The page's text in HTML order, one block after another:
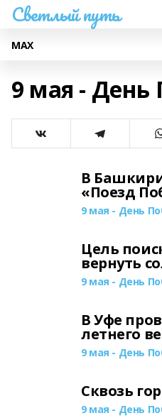
Светлый путь
МАХ
9 мая - День
В
«Поезд
9 мая - День
Цель
вернуть
9 мая - День
В Уфе
летнего
9 мая - День
Сквозь
9 мая - День